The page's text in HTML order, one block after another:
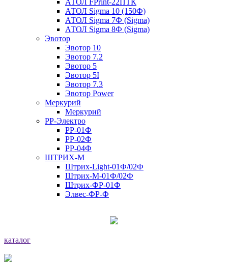
АТОЛ Sigma 10 (150Ф)
АТОЛ Sigma 7Ф (Sigma)
АТОЛ Sigma 8Ф (Sigma)
Эвотор
Эвотор 10
Эвотор 7.2
Эвотор 5
Эвотор 5I
Эвотор 7.3
Эвотор Power
Меркурий
Меркурий
РР-Электро
РР-01Ф
РР-02Ф
РР-04Ф
ШТРИХ-М
Штрих-Light-01Ф/02Ф
Штрих-М-01Ф/02Ф
Штрих-ФР-01Ф
Элвес-ФР-Ф
каталог